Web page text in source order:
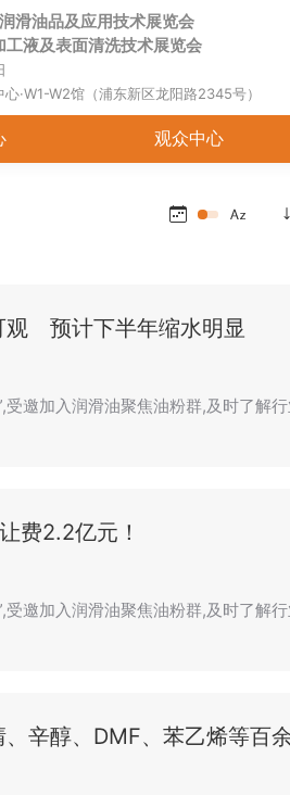
滑油品及应用技术展览会
工液及表面清洗技术展览会
心·W1-W2馆（浦东新区龙阳路2345号）
观众中心
观 预计下半年缩水明显
受邀加入润滑油聚焦油粉群,及时了解
费2.2亿元！
受邀加入润滑油聚焦油粉群,及时了解
辛醇、DMF、苯乙烯等百
关于展会 展商中心